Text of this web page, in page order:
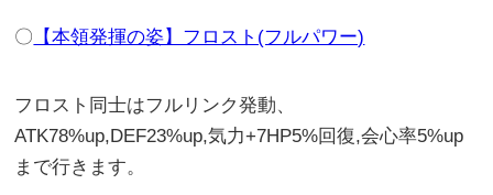
〇 【本領発揮の姿】フロスト(フルパワー)
フロスト同士はフルリンク発動、
ATK78%up,DEF23%up,気力+7HP5%回復,会心率5%up
まで行きます。